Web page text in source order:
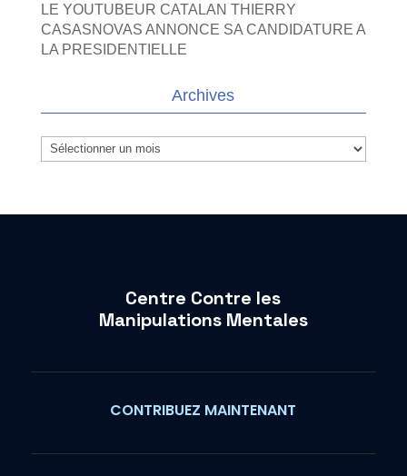
LE YOUTUBEUR CATALAN THIERRY
CASASNOVAS ANNONCE SA CANDIDATURE A
LA PRESIDENTIELLE
Archives
Archives
Centre Contre les
Manipulations Mentales
CONTRIBUEZ MAINTENANT